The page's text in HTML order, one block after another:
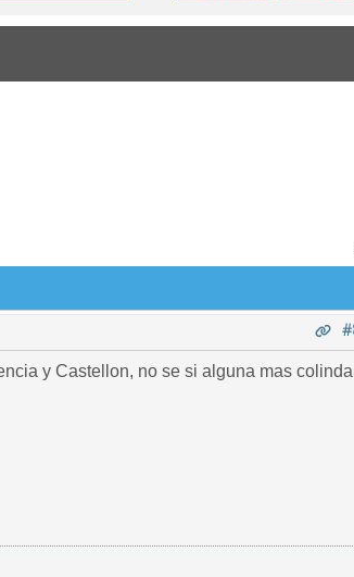
y Castellon, no se si alguna mas